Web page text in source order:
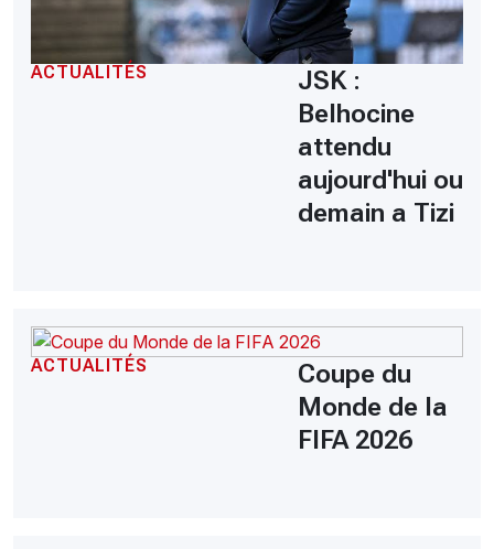
ACTUALITÉS
JSK :
Belhocine
attendu
aujourd'hui ou
demain a Tizi
ACTUALITÉS
Coupe du
Monde de la
FIFA 2026